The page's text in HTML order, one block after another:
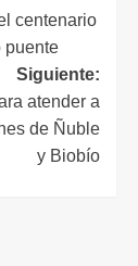
centenario
puente
Siguiente:
atender a
de Ñuble
y Biobío